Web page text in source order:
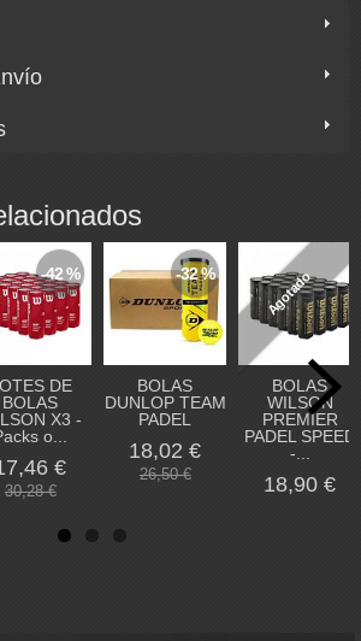
-42 %
DE
BOLAS
X3 -
o...
€
30,28 €
-32 %
BOLAS
DUNLOP TEAM
PADEL
18,02 €
26,50 €
Agotado
BOLAS
WILSON
PREMIER
PADEL SPEED
-...
18,90 €